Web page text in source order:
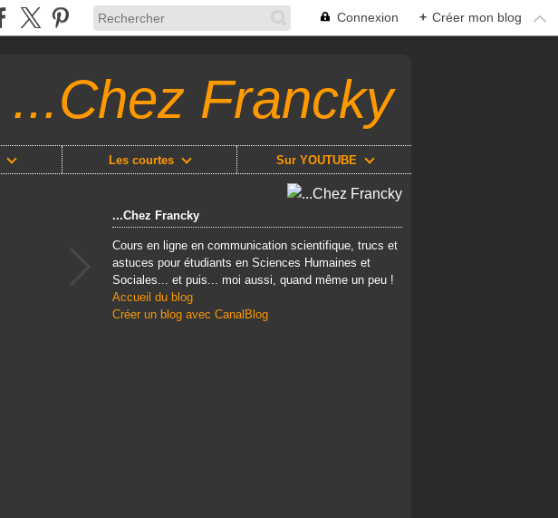
Connexion + Créer mon blog
...Chez Francky
Les courtes Sur YOUTUBE
...Chez Francky
Cours en ligne en communication scientifique, trucs et
astuces pour étudiants en Sciences Humaines et
Sociales... et puis... moi aussi, quand même un peu !
Accueil du blog
Créer un blog avec CanalBlog